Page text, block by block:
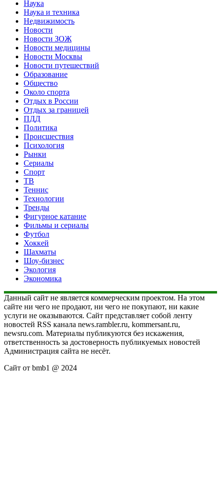
Наука
Наука и техника
Недвижимость
Новости
Новости ЗОЖ
Новости медицины
Новости Москвы
Новости путешествий
Образование
Общество
Около спорта
Отдых в России
Отдых за границей
ПДД
Политика
Происшествия
Психология
Рынки
Сериалы
Спорт
ТВ
Теннис
Технологии
Тренды
Фигурное катание
Фильмы и сериалы
Футбол
Хоккей
Шахматы
Шоу-бизнес
Экология
Экономика
Данный сайт не является коммерческим проектом. На этом
сайте ни чего не продают, ни чего не покупают, ни какие
услуги не оказываются. Сайт представляет собой ленту
новостей RSS канала news.rambler.ru, kommersant.ru,
newsru.com. Материалы публикуются без искажения,
ответственность за достоверность публикуемых новостей
Администрация сайта не несёт.
Сайт от bmb1 @ 2024